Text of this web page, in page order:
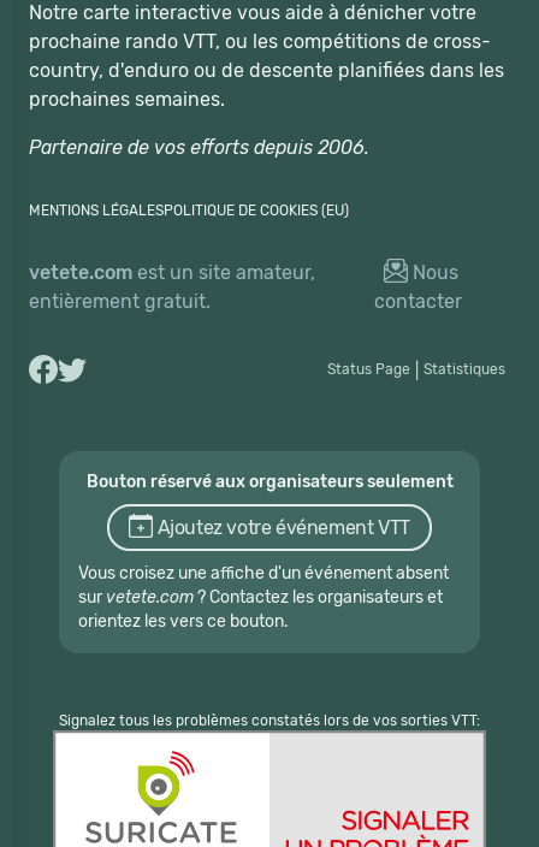
Notre carte interactive vous aide à dénicher votre
prochaine rando VTT, ou les compétitions de cross-
country, d'enduro ou de descente planifiées dans les
prochaines semaines.
Partenaire de vos efforts depuis 2006.
MENTIONS LÉGALESPOLITIQUE DE COOKIES (EU)
vetete.com est un site amateur,
entièrement gratuit.
Nous
contacter
Status Page Statistiques
Bouton réservé aux organisateurs seulement
Ajoutez votre événement VTT
Vous croisez une affiche d'un événement absent
sur vetete.com? Contactez les organisateurs et
orientez les vers ce bouton.
Signalez tous les problèmes constatés lors de vos sorties VTT: